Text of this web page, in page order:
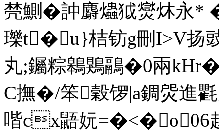
棾鰂�訲麝爞狘爕炑永*
瓅t�u}桔钫g刪I>V扬
丸;钃粽鷎鶪鷊�0兩
C撫�/笨穀锣|a錭焈
喈cx鼯妧=�<�o06